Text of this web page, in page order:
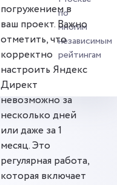
по
многим
независимым
рейтингам
погружением в
ваш проект. Важно
отметить, что
корректно
настроить Яндекс
Директ
невозможно за
несколько дней
или даже за 1
месяц. Это
регулярная работа,
которая включает